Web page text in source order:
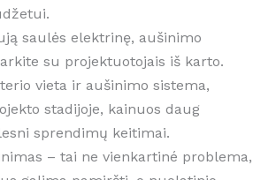
saulės elektrinę, aušinimo
su projektuotojais iš karto.
vieta ir aušinimo sistema,
stadijoje, kainuos daug
sprendimų keitimai.
– tai ne vienkartiné problema,